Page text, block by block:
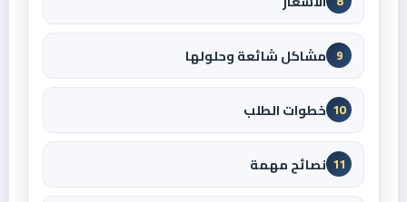
9 مشاكل شائعة وحلولها
10 خطوات الطلب
11 نصائح مهمة